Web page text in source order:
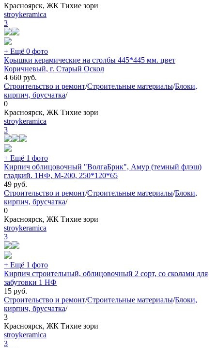
Красноярск, ЖК Тихие зори
stroykeramica
3
+ Ещё 0 фото
Крышки керамические на столбы 445*445 мм. цвет
Коричневый, г. Старый Оскол
4 660 руб.
Строительство и ремонт/Строительные материалы/Блоки,
кирпич, брусчатка/
0
Красноярск, ЖК Тихие зори
stroykeramica
3
+ Ещё 1 фото
Кирпич облицовочный "ВолгаБрик", Амур (темный флэш)
гладкий. 1НФ, М-200, 250*120*65
49 руб.
Строительство и ремонт/Строительные материалы/Блоки,
кирпич, брусчатка/
0
Красноярск, ЖК Тихие зори
stroykeramica
3
+ Ещё 1 фото
Кирпич строительный, облицовочный 2 сорт, со сколами для
забутовки 1 НФ
15 руб.
Строительство и ремонт/Строительные материалы/Блоки,
кирпич, брусчатка/
3
Красноярск, ЖК Тихие зори
stroykeramica
3